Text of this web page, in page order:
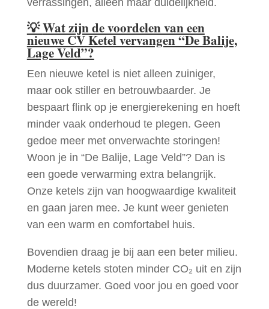
💡Wat zijn de voordelen van een
nieuwe CV Ketel vervangen “De Balije,
Lage Veld”?
Een nieuwe ketel is niet alleen zuiniger,
maar ook stiller en betrouwbaarder. Je
bespaart flink op je energierekening en hoeft
minder vaak onderhoud te plegen. Geen
gedoe meer met onverwachte storingen!
Woon je in “De Balije, Lage Veld”? Dan is
een goede verwarming extra belangrijk.
Onze ketels zijn van hoogwaardige kwaliteit
en gaan jaren mee. Je kunt weer genieten
van een warm en comfortabel huis.
Bovendien draag je bij aan een beter milieu.
Moderne ketels stoten minder CO₂ uit en zijn
dus duurzamer. Goed voor jou en goed voor
de wereld!